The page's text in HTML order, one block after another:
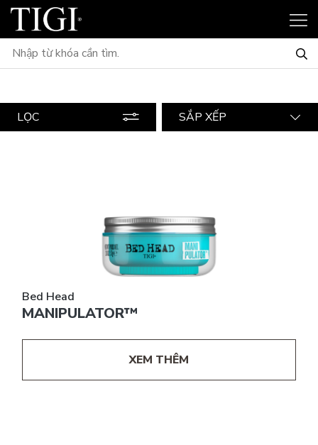
LỌC SẮP XẾP
Bed Head
MANIPULATOR™
XEM THÊM